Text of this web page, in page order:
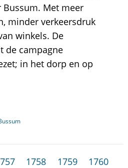
Bussum. Met meer
minder verkeersdruk
winkels. De
de campagne
in het dorp en op
1758 1759
1760